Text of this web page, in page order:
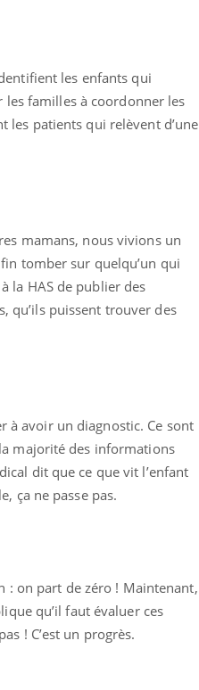
les enfants qui
les familles à coordonner les
les patients qui relèvent d’une
mamans, nous vivions un
tomber sur quelqu’un qui
la HAS de publier des
qu’ils puissent trouver des
à avoir un diagnostic. Ce sont
majorité des informations
dit que ce que vit l’enfant
ça ne passe pas.
: on part de zéro ! Maintenant,
qu’il faut évaluer ces
! C’est un progrès.